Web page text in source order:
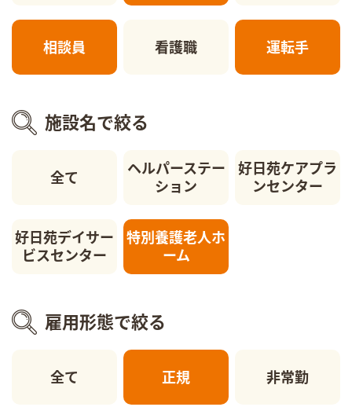
相談員 看護職 運転手
施設名で絞る
全て
ヘルパーステー
ション
好日苑ケアプラ
ンセンター
好日苑デイサー
ビスセンター
特別養護老人ホ
ーム
雇用形態で絞る
全て 正規 非常勤